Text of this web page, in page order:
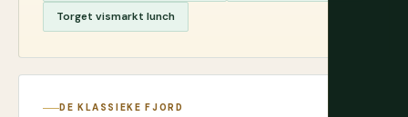
Torget vismarkt lunch
DE KLASSIEKE FJORD